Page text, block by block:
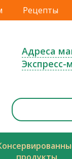
Рецепты
Адреса
Экспресс-